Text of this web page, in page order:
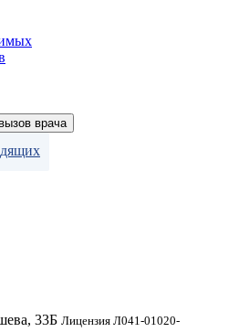
врача
33Б Лицензия Л041-01020-